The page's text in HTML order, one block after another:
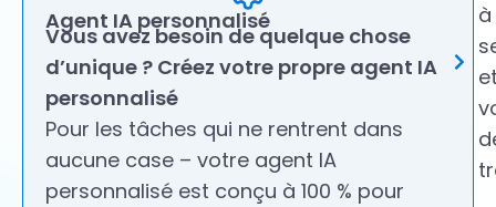
Agent IA personnalisé
Vous avez besoin de quelque chose
d’unique ? Créez votre propre agent IA
personnalisé
Pour les tâches qui ne rentrent dans
aucune case – votre agent IA
personnalisé est conçu à 100 % pour